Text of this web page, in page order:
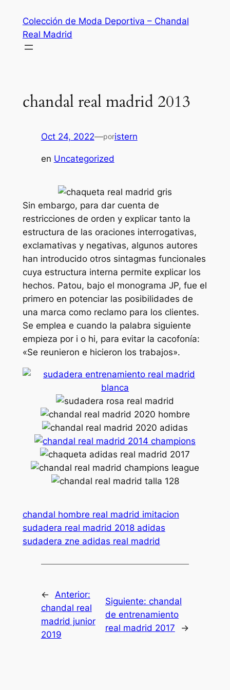
contenido
Colección de Moda Deportiva – Chandal
Real Madrid
chandal real madrid 2013
Oct 24, 2022—poristern
en Uncategorized
Sin embargo, para dar cuenta de
restricciones de orden y explicar tanto la
estructura de las oraciones interrogativas,
exclamativas y negativas, algunos autores
han introducido otros sintagmas funcionales
cuya estructura interna permite explicar los
hechos. Patou, bajo el monograma JP, fue el
primero en potenciar las posibilidades de
una marca como reclamo para los clientes.
Se emplea e cuando la palabra siguiente
empieza por i o hi, para evitar la cacofonía:
«Se reunieron e hicieron los trabajos».
chandal hombre real madrid imitacion
sudadera real madrid 2018 adidas
sudadera zne adidas real madrid
←
Anterior:
chandal real
madrid junior
2019
Siguiente: chandal
de entrenamiento
real madrid 2017
→